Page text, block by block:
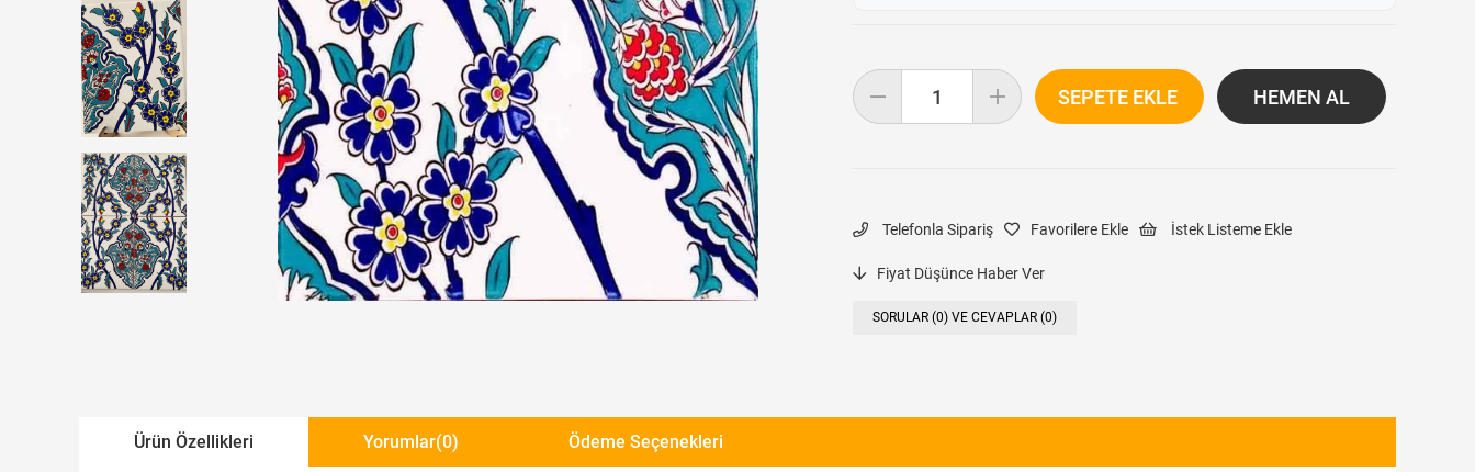
Telefonla Sipariş Favorilere Ekle İstek Listeme Ekle
Fiyat Düşünce Haber Ver
SORULAR (0) VE CEVAPLAR (0)
Ürün Özellikleri Yorumlar(0) Ödeme Seçenekleri